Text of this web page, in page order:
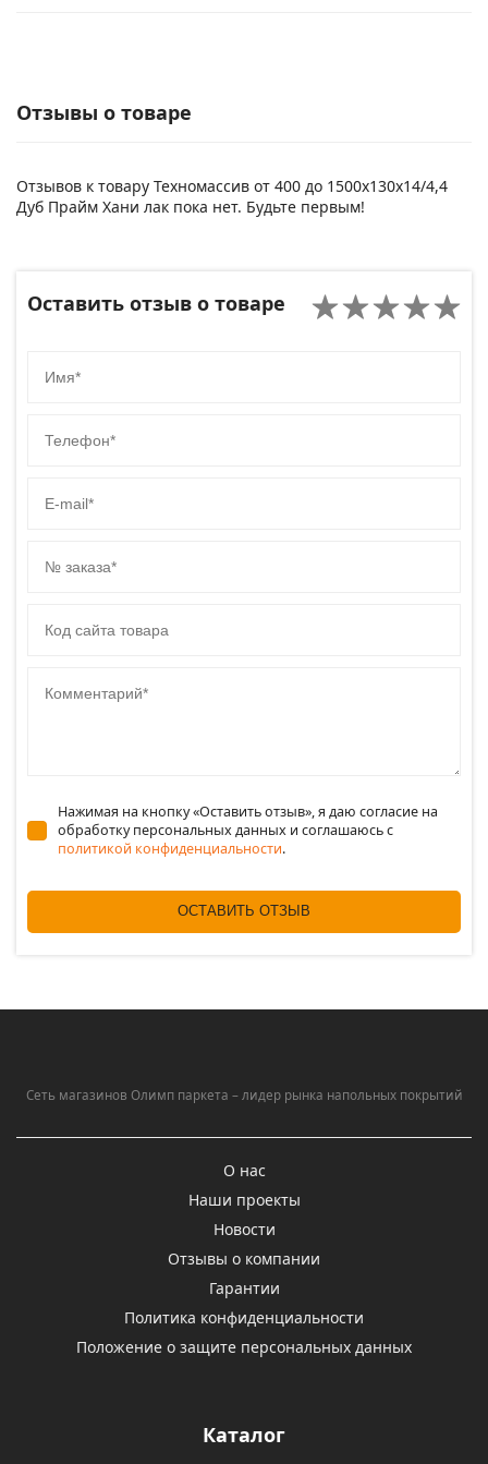
Отзывы о товаре
Отзывов к товару Техномассив от 400 до 1500х130х14/4,4
Дуб Прайм Хани лак пока нет. Будьте первым!
Оставить отзыв о товаре
Нажимая на кнопку «Оставить отзыв», я даю согласие на
обработку персональных данных и соглашаюсь c
политикой конфиденциальности.
ОСТАВИТЬ ОТЗЫВ
Сеть магазинов Олимп паркета – лидер рынка напольных покрытий
О нас
Наши проекты
Новости
Отзывы о компании
Гарантии
Политика конфиденциальности
Положение о защите персональных данных
Каталог